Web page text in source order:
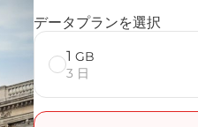
データプランを選択
1 GB
3 日